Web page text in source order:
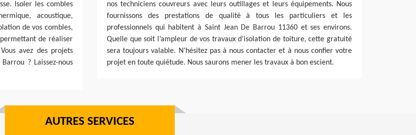
Isoler les combles
acoustique,
de vos combles,
de réaliser
avez des projets
? Laissez-nous
nos techniciens couvreurs avec leurs outillages et leurs équipements. Nous
fournissons des prestations de qualité à tous les particuliers et les
professionnels qui habitent à Saint Jean De Barrou 11360 et ses environs.
Quelle que soit l’ampleur de vos travaux d’isolation de toiture, cette gratuité
sera toujours valable. N’hésitez pas à nous contacter et à nous confier votre
projet en toute quiétude. Nous saurons mener les travaux à bon escient.
AUTRES SERVICES